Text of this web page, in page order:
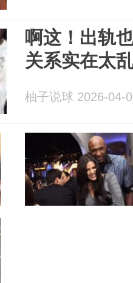
啊这！出轨
关系实在太
柚子说球 2026-04-